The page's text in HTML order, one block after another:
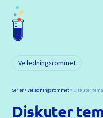
Veiledningsrommet
Serier Veiledningsrommet
Diskuter